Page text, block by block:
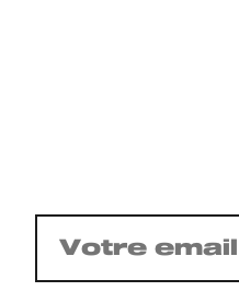
mail
(Nécessaire)